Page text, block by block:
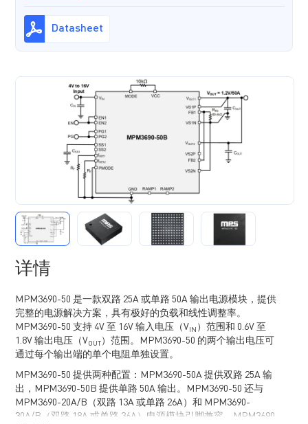
Datasheet
详情
MPM3690-50 是一款双路 25A 或单路 50A 输出电源模块，提供
完整的电源解决方案，具有极好的负载和线性调整率。
MPM3690-50 支持 4V 至 16V 输入电压（V IN ）范围和 0.6V 至
1.8V 输出电压（V OUT ）范围。MPM3690-50 的两个输出电压可
通过每个输出端的单个电阻单独设置。
MPM3690-50 提供两种配置：MPM3690-50A 提供双路 25A 输
出，MPM3690-50B 提供单路 50A 输出。MPM3690-50 还与
MPM3690-20A/B（双路 13A 或单路 26A）和 MPM3690-
30A/B（双路 18A 或单路 36A）电源模块引脚兼容。MPM3690-